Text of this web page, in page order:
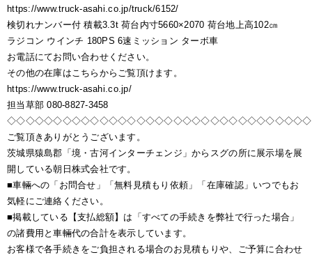
https://www.truck-asahi.co.jp/truck/6152/
検切れナンバー付 積載3.3t 荷台内寸5660×2070 荷台地上高102㎝
ラジコン ウインチ 180PS 6速ミッション ターボ車
お電話にてお問い合わせください。
その他の在庫はこちらからご覧頂けます。
https://www.truck-asahi.co.jp/
担当草部 080-8827-3458
ご覧頂きありがとうございます。
茨城県猿島郡「境・古河インターチェンジ」からスグの所に展示場を展
開している朝日株式会社です。
■車輛への「お問合せ」「無料見積もり依頼」「在庫確認」いつでもお
気軽にご連絡ください。
■掲載している【支払総額】は「すべての手続きを弊社で行った場合」
の諸費用と車輛代の合計を表示しています。
お客様で各手続きをご負担される場合のお見積もりや、ご予算に合わせ